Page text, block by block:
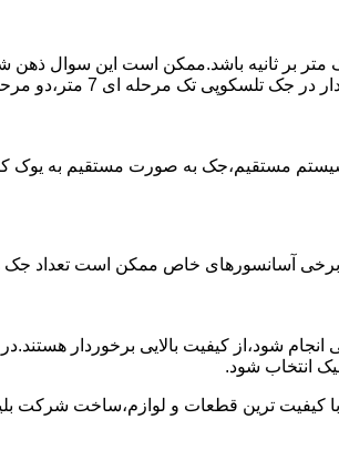
بر ثانیه باشد.ممکن است این سوال ذهن
مستقیم،جک به صورت مستقیم به
آسانسورهای خاص ممکن است تعداد جک
شود،از کیفیت بالایی برخوردار
انتخاب شود.
با کیفیت ترین قطعات و لوازم،ساخت شرکت